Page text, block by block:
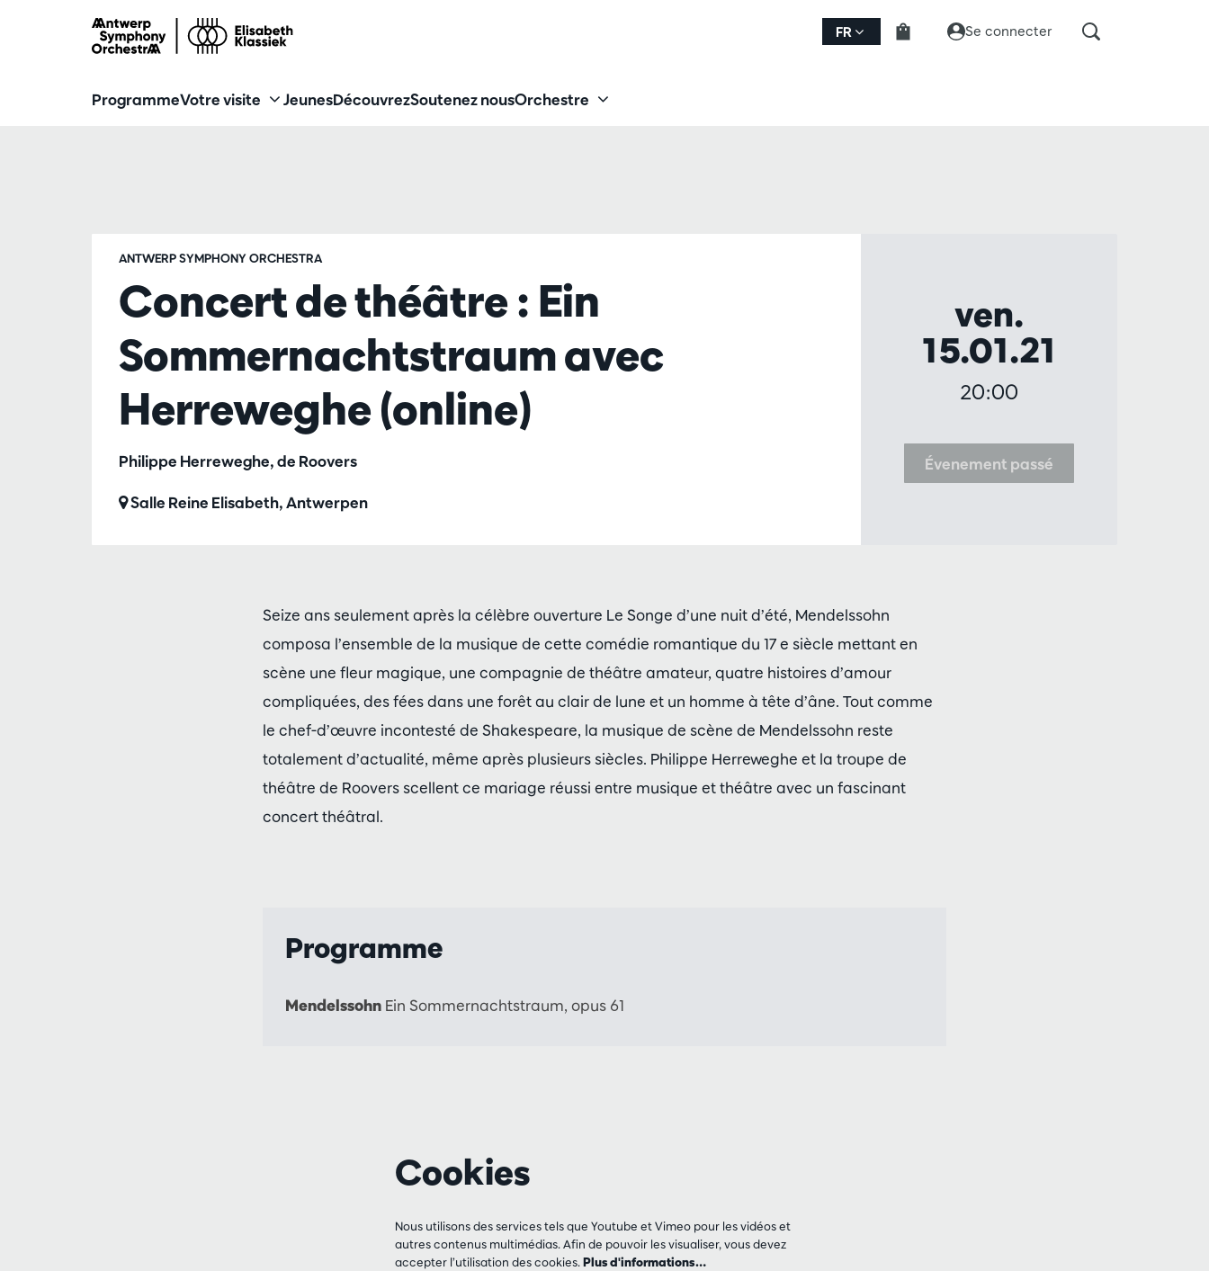
FR Se connecter
ProgrammeVotre visite JeunesDécouvrezSoutenez nousOrchestre
Concert de théâtre : Ein
Sommernachtstraum avec
Herreweghe (online)
Philippe Herreweghe, de Roovers
ANTWERP SYMPHONY ORCHESTRA
Salle Reine Elisabeth, Antwerpen
ven.
15.01.21
20:00
Évenement passé
Seize ans seulement après la célèbre ouverture Le Songe d’une nuit d’été, Mendelssohn
composa l’ensemble de la musique de cette comédie romantique du 17 e siècle mettant en
scène une fleur magique, une compagnie de théâtre amateur, quatre histoires d’amour
compliquées, des fées dans une forêt au clair de lune et un homme à tête d’âne. Tout comme
le chef-d’œuvre incontesté de Shakespeare, la musique de scène de Mendelssohn reste
totalement d’actualité, même après plusieurs siècles. Philippe Herreweghe et la troupe de
théâtre de Roovers scellent ce mariage réussi entre musique et théâtre avec un fascinant
concert théâtral.
Programme
Mendelssohn Ein Sommernachtstraum, opus 61
Cookies
Nous utilisons des services tels que Youtube et Vimeo pour les vidéos et
autres contenus multimédias. Afin de pouvoir les visualiser, vous devez
accepter l’utilisation des cookies.Plus d'informations…